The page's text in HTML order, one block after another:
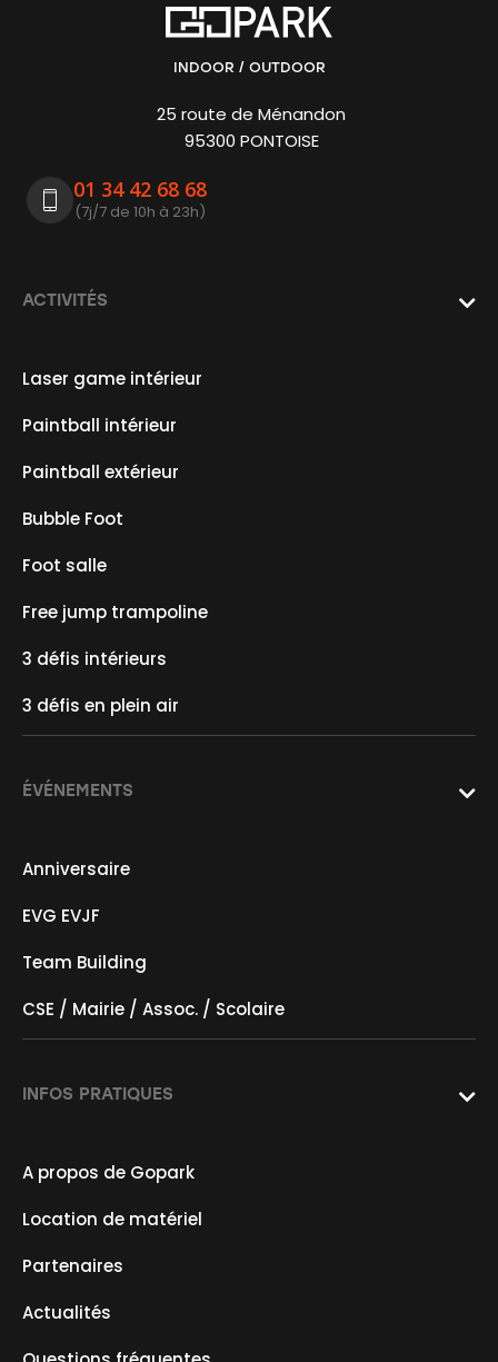
INDOOR / OUTDOOR
25 route de Ménandon
95300 PONTOISE
01 34 42 68 68
(7j/7 de 10h à 23h)
ACTIVITÉS 
Laser game intérieur
Paintball intérieur
Paintball extérieur
Bubble Foot
Foot salle
Free jump trampoline
3 défis intérieurs
3 défis en plein air
ÉVÉNEMENTS 
Anniversaire
EVG EVJF
Team Building
CSE / Mairie / Assoc. / Scolaire
INFOS PRATIQUES 
A propos de Gopark
Location de matériel
Partenaires
Actualités